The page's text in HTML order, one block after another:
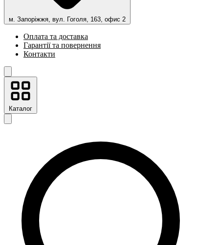
м. Запоріжжя, вул. Гоголя, 163, офис 2
Оплата та доставка
Гарантії та повернення
Контакти
Каталог